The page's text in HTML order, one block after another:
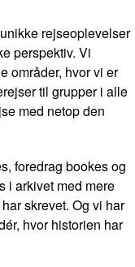
rejseoplevelser
perspektiv. Vi
områder, hvor vi er
til grupper i alle
med netop den
foredrag bookes og
i arkivet med mere
skrevet. Og vi har
hvor historien har